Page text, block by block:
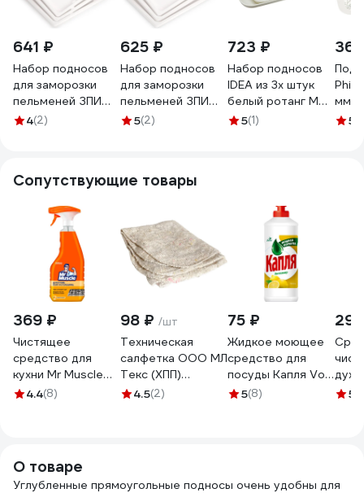
641 ₽
Набор подносов
для заморозки
пельменей ЗПИ
«Альтернатива»
4(2)
625 ₽
Набор подносов
для заморозки
пельменей ЗПИ
«Альтернатива»
5(2)
723 ₽
Набор подносов
IDEA из 3х штук
белый ротанг М
1108 белый ротанг
5(1)
мм,
5
Сопутствующие товары
369 ₽
Чистящее
средство для
кухни Mr Muscle
520 мл Энергия
4.4(8)
98 ₽ /шт
Техническая
салфетка ООО МЛ
Текс (ХПП)
80x100 см, серая,
4.5(2)
75 ₽
Жидкое моющее
средство для
посуды Капля Vox
соль-эффект
5(8)
от5
О товаре
Углубленные прямоугольные подносы очень удобны для